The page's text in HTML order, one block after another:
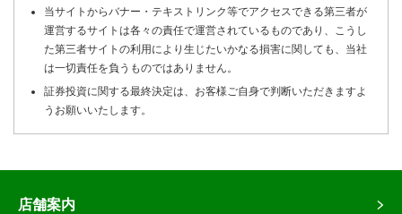
当サイトからバナー・テキストリンク等でアクセスできる第三者が
運営するサイトは各々の責任で運営されているものであり、こうし
た第三者サイトの利用により生じたいかなる損害に関しても、当社
は一切責任を負うものではありません。
証券投資に関する最終決定は、お客様ご自身で判断いただきますよ
うお願いいたします。
店舗案内